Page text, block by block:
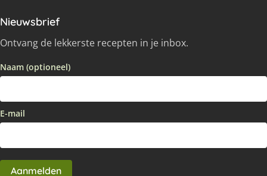
Nieuwsbrief
Ontvang de lekkerste recepten in je inbox.
Naam (optioneel)
E-mail
Aanmelden